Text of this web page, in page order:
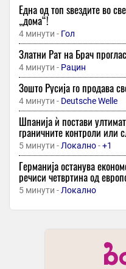
Една од топ ѕвездите во
„дома“!
4 минути - Гол
Златни Рат на Брач
4 минути - Рацин
Зошто Русија го продава
4 минути - Deutsche Welle
Шпанија ѝ постави
граничните контроли или
5 минути - Локално-+1
Германија останува
речиси четвртина од
5 минути - Локално
Сигнал воведе функција
Заборавете на оцет и